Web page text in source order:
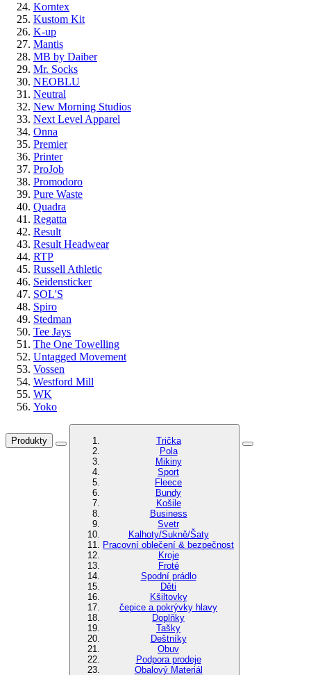
Korntex
Kustom Kit
K-up
Mantis
MB by Daiber
Mr. Socks
NEOBLU
Neutral
New Morning Studios
Next Level Apparel
Onna
Premier
Printer
ProJob
Promodoro
Pure Waste
Quadra
Regatta
Result
Result Headwear
RTP
Russell Athletic
Seidensticker
SOL'S
Spiro
Stedman
Tee Jays
The One Towelling
Untagged Movement
Vossen
Westford Mill
WK
Yoko
Produkty
Trička
Pola
Mikiny
Sport
Fleece
Bundy
Košile
Business
Svetr
Kalhoty/Sukně/Šaty
Pracovní oblečení & bezpečnost
Kroje
Froté
Spodní prádlo
Děti
Kšiltovky
čepice a pokrývky hlavy
Doplňky
Tašky
Deštníky
Obuv
Podpora prodeje
Obalový Materiál